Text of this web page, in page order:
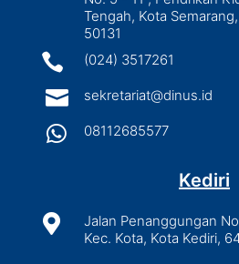
Tengah, Kota
50131
 (024) 3517261
 sekretariat@dinus.id
 08112685577
Kediri

Jalan Penanggungan
Kec. Kota, Kota Kediri,